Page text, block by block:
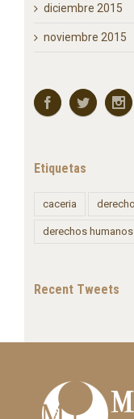
diciembre 2015
noviembre 2015
Etiquetas
caceria
derechos humanos
Recent Tweets